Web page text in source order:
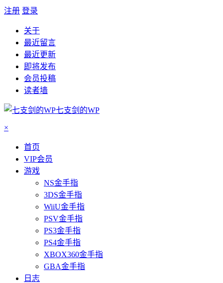
注册 登录
关于
最近留言
最近更新
即将发布
会员投稿
读者墙
七支剑的WP
×
首页
VIP会员
游戏
NS金手指
3DS金手指
WiiU金手指
PSV金手指
PS3金手指
PS4金手指
XBOX360金手指
GBA金手指
日志